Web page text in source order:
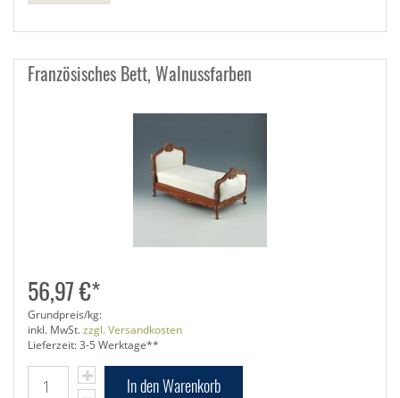
Französisches Bett, Walnussfarben
56,97 €*
Grundpreis/kg:
inkl. MwSt.zzgl. Versandkosten
Lieferzeit: 3-5 Werktage**
In den Warenkorb